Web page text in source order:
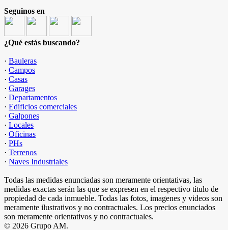
Seguinos en
¿Qué estás buscando?
· Bauleras
· Campos
· Casas
· Garages
· Departamentos
· Edificios comerciales
· Galpones
· Locales
· Oficinas
· PHs
· Terrenos
· Naves Industriales
Todas las medidas enunciadas son meramente orientativas, las
medidas exactas serán las que se expresen en el respectivo título de
propiedad de cada inmueble. Todas las fotos, imagenes y videos son
meramente ilustrativos y no contractuales. Los precios enunciados
son meramente orientativos y no contractuales.
© 2026 Grupo AM.